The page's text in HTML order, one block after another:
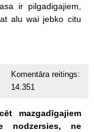
ir pilgadigajiem,
alu wai jebko citu
Komentāra reitings:
14.351
mazgadīgajiem
nodzersies,
ne